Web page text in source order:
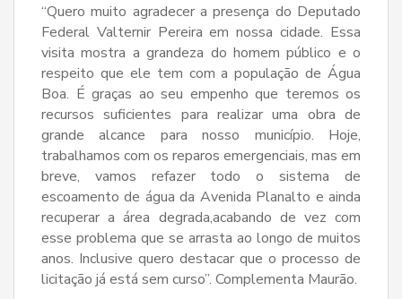
“Quero muito agradecer a presença do Deputado
Federal Valternir Pereira em nossa cidade. Essa
visita mostra a grandeza do homem público e o
respeito que ele tem com a população de Água
Boa. É graças ao seu empenho que teremos os
recursos suficientes para realizar uma obra de
grande alcance para nosso município. Hoje,
trabalhamos com os reparos emergenciais, mas em
breve, vamos refazer todo o sistema de
escoamento de água da Avenida Planalto e ainda
recuperar a área degrada,acabando de vez com
esse problema que se arrasta ao longo de muitos
anos. Inclusive quero destacar que o processo de
licitação já está sem curso”. Complementa Maurão.